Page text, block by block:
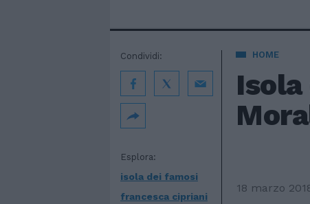
HOME
Esplora:
isola dei famosi
francesca cipriani
Condividi:
18 marzo